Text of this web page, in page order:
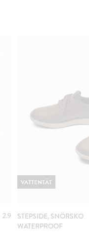
2.9
STEPSIDE, SNÖRSKO
WATERPROOF
VATTENTÄT